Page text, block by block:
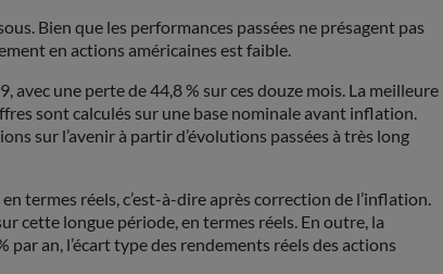
Bien que les performances passées ne présagent pas
en actions américaines est faible.
une perte de 44,8 % sur ces douze mois. La meilleure
sont calculés sur une base nominale avant inflation.
sur l’avenir à partir d’évolutions passées à très long
termes réels, c’est-à-dire après correction de l’inflation.
cette longue période, en termes réels. En outre, la
an, l’écart type des rendements réels des actions